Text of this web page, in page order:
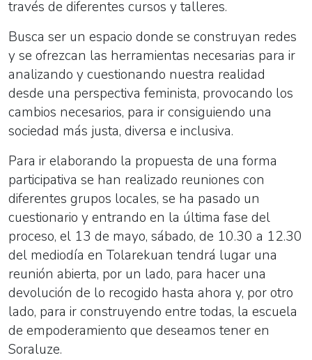
través de diferentes cursos y talleres.
Busca ser un espacio donde se construyan redes
y se ofrezcan las herramientas necesarias para ir
analizando y cuestionando nuestra realidad
desde una perspectiva feminista, provocando los
cambios necesarios, para ir consiguiendo una
sociedad más justa, diversa e inclusiva.
Para ir elaborando la propuesta de una forma
participativa se han realizado reuniones con
diferentes grupos locales, se ha pasado un
cuestionario y entrando en la última fase del
proceso, el 13 de mayo, sábado, de 10.30 a 12.30
del mediodía en Tolarekuan tendrá lugar una
reunión abierta, por un lado, para hacer una
devolución de lo recogido hasta ahora y, por otro
lado, para ir construyendo entre todas, la escuela
de empoderamiento que deseamos tener en
Soraluze.